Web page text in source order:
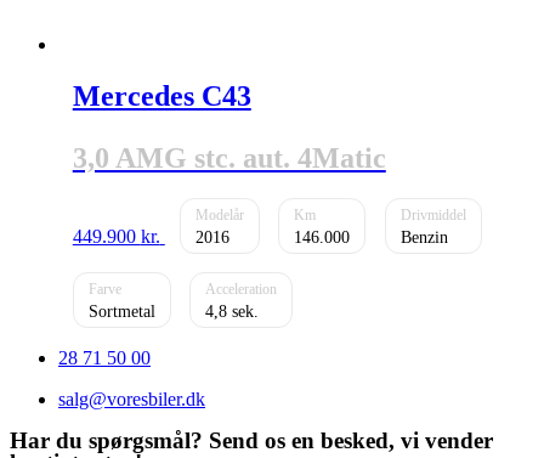
Mercedes C43
3,0 AMG stc. aut. 4Matic
449.900 kr. 2016 146.000 Benzin
Sortmetal 4,8
28 71 50 00
salg@voresbiler.dk
Har du spørgsmål? Send os en besked, vi vender